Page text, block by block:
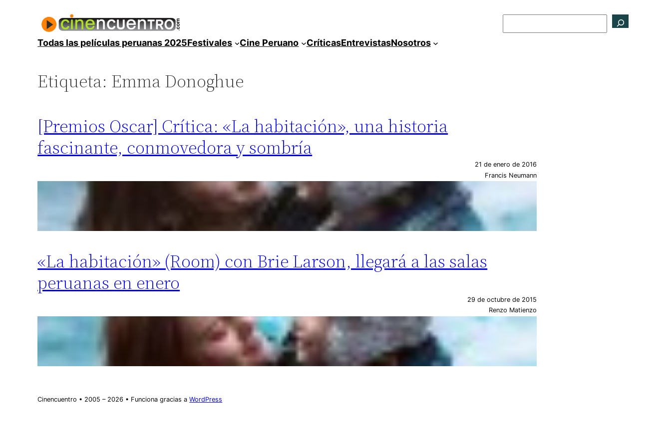
contenidoTodas las películas peruanas 2025Festivales Cine Peruano CríticasEntrevistasNosotros
Etiqueta: Emma Donoghue
[Premios Oscar] Crítica: «La habitación», una historia
fascinante, conmovedora y sombría
21 de enero de 2016
Francis Neumann
«La habitación» (Room) con Brie Larson, llegará a las salas
peruanas en enero
29 de octubre de 2015
Renzo Matienzo
Cinencuentro • 2005 – 2026 • Funciona gracias aWordPress